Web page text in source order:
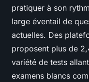
pratiquer à son
large éventail de
actuelles. Des
proposent plus de
variété de tests
examens blancs